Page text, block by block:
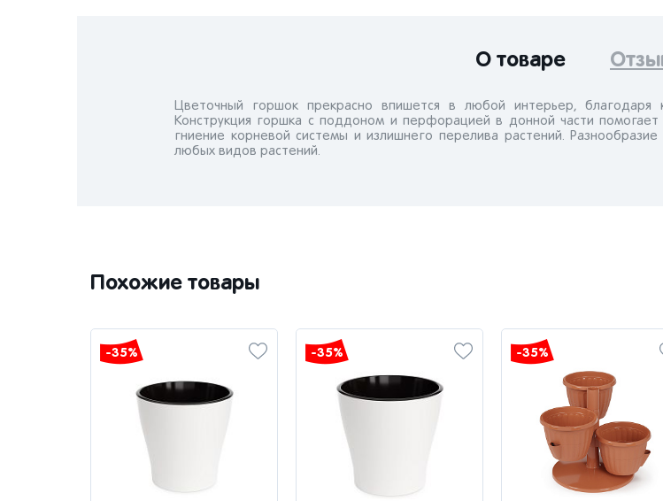
О товаре
Цветочный горшок прекрасно впишется в любой интерьер,
Конструкция горшка с поддоном и перфорацией в донной части
гниение корневой системы и излишнего перелива растений.
любых видов растений.
Похожие товары
-35% -35% -35%